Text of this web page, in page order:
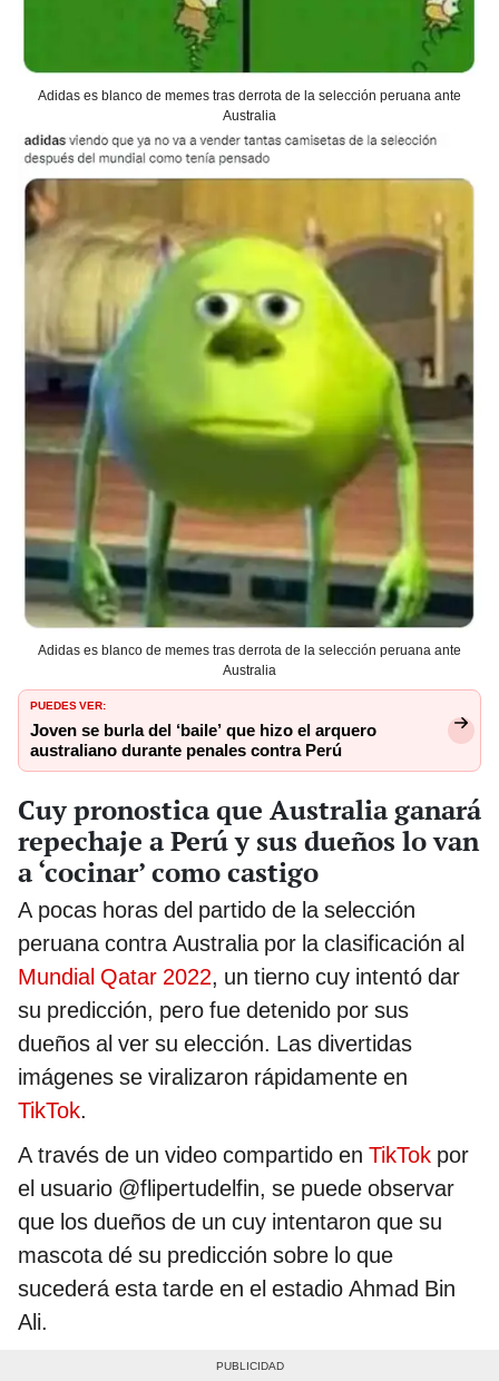
Adidas es blanco de memes tras derrota de la selección peruana ante
Australia
Adidas es blanco de memes tras derrota de la selección peruana ante
Australia
PUEDES VER:
Joven se burla del ‘baile’ que hizo el arquero
australiano durante penales contra Perú
Cuy pronostica que Australia ganará
repechaje a Perú y sus dueños lo van
a ‘cocinar’ como castigo
A pocas horas del partido de la selección
peruana contra Australia por la clasificación al
Mundial Qatar 2022, un tierno cuy intentó dar
su predicción, pero fue detenido por sus
dueños al ver su elección. Las divertidas
imágenes se viralizaron rápidamente en
TikTok.
A través de un video compartido en TikTok por
el usuario @flipertudelfin, se puede observar
que los dueños de un cuy intentaron que su
mascota dé su predicción sobre lo que
sucederá esta tarde en el estadio Ahmad Bin
Ali.